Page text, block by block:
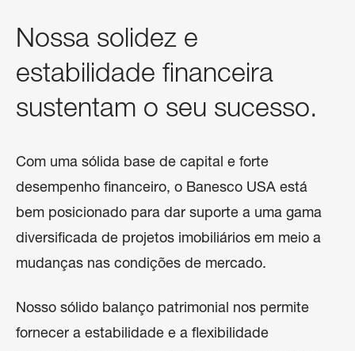
Nossa solidez e
estabilidade financeira
sustentam o seu sucesso.
Com uma sólida base de capital e forte
desempenho financeiro, o Banesco USA está
bem posicionado para dar suporte a uma gama
diversificada de projetos imobiliários em meio a
mudanças nas condições de mercado.
Nosso sólido balanço patrimonial nos permite
fornecer a estabilidade e a flexibilidade